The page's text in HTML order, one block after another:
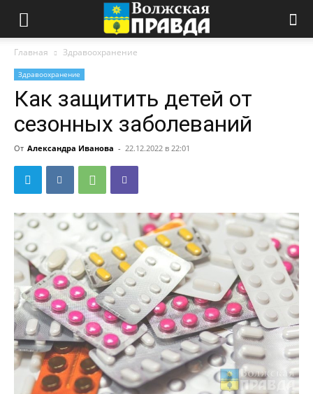
Главная Здравоохранение
Здравоохранение
Как защитить детей от
сезонных заболеваний
От Александра Иванова - 22.12.2022 в 22:01